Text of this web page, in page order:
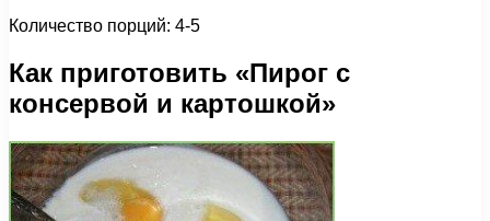
Количество порций: 4-5
Как приготовить «Пирог с
консервой и картошкой»